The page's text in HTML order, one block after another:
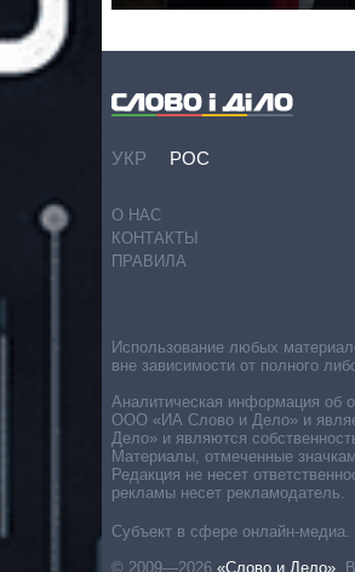
УКР РОС
О НАС
КОНТАКТЫ
ПРАВИЛА
Субъект в сфере онлайн-
© 2009—2026 «Слово и Дело»
Использование любых
вне зависимости от полного
Аналитическая информация об
ООО «ИА Слово и Дело» и
Дело» и являются
Материалы, отмеченные
Редакция не несет
рекламы несет рекламодатель.